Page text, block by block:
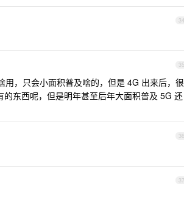
34
35
，只会小面积普及啥的，但是 4G 出来后，很
东西呢，但是明年甚至后年大面积普及 5G 还
36
37